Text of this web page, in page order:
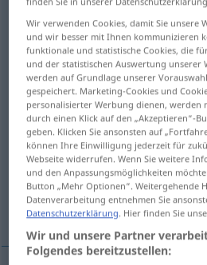
Übersicht aller
(Für mehr Details die Übersetzung
zer-, aufplatzen, bersten,
ausbrechen
zerplatzen zum
schlappmachen
Wir verwenden Cookies, damit Sie unsere
und wir besser mit Ihnen kommunizieren
funktionale und statistische Cookies, die
und der statistischen Auswertung unserer
werden auf Grundlage unserer
gespeichert. Marketing-Cookies und
personalisierter Werbung dienen, werden
durch einen Klick auf den „Akzeptieren“-
geben. Klicken Sie ansonsten auf
können Ihre Einwilligung jederzeit für
Webseite widerrufen. Wenn Sie weitere
und den Anpassungsmöglichkeiten
Button „Mehr Optionen“. Weitergehende
Datenverarbeitung entnehmen Sie
Datenschutzerklärung. Hier finden Sie
Wir und unsere Partner
Folgendes bereitzustellen: